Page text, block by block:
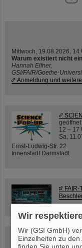
Mittwoch, 19.08.2026, 14
Warum existiert nicht
Hannah Elfner,
GSI/FAIR/Goethe-
Anmeldung und
geöffnet
12 – 17
Sa,
Ernst-Ludwig-Str. 22
Innenstadt Darmstadt
FAIR-
Wir
Wir (GSI GmbH)
Einzelheiten zu